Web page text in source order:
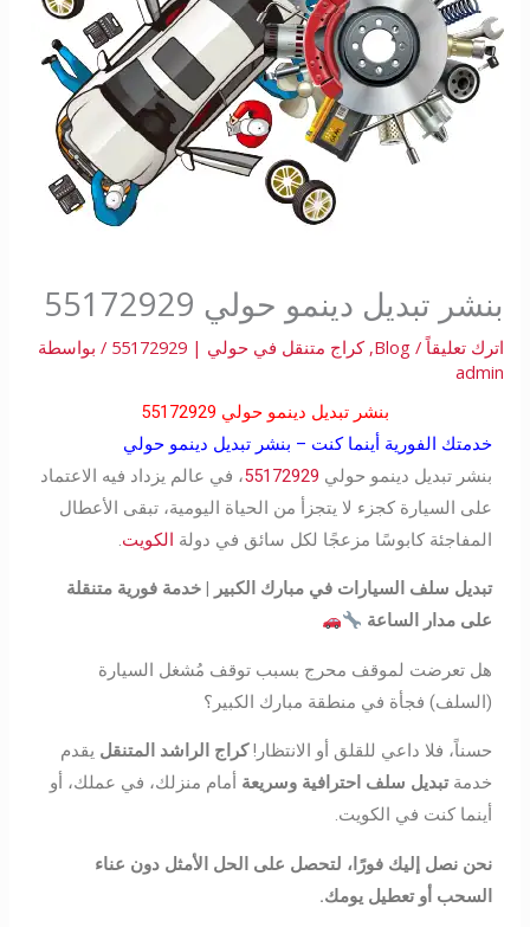
بنشر تبديل دينمو حولي 55172929
اترك تعليقاً /
Blog
,كراج متنقل في حولي | 55172929
/ بواسطة
admin
بنشر تبديل دينمو حولي 55172929
خدمتك الفورية أينما كنت – بنشر تبديل دينمو حولي
بنشر تبديل دينمو حولي 55172929، في عالم يزداد فيه الاعتماد
على السيارة كجزء لا يتجزأ من الحياة اليومية، تبقى الأعطال
المفاجئة كابوسًا مزعجًا لكل سائق في دولة الكويت
تبديل سلف السيارات في مبارك الكبير | خدمة فورية متنقلة
على مدار الساعة
هل تعرضت لموقف محرج بسبب توقف مُشغل السيارة
(السلف) فجأة في منطقة مبارك الكبير؟
حسناً، فلا داعي للقلق أو الانتظار!كراج الراشد المتنقل يقدم
خدمةتبديل سلف احترافية وسريعة أمام منزلك، في عملك، أو
أينما كنت في الكويت.
نحن نصل إليك فورًا، لتحصل على الحل الأمثل دون عناء
السحب أو تعطيل يومك.